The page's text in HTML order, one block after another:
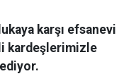
karşı efsanevi
kardeşlerimizle